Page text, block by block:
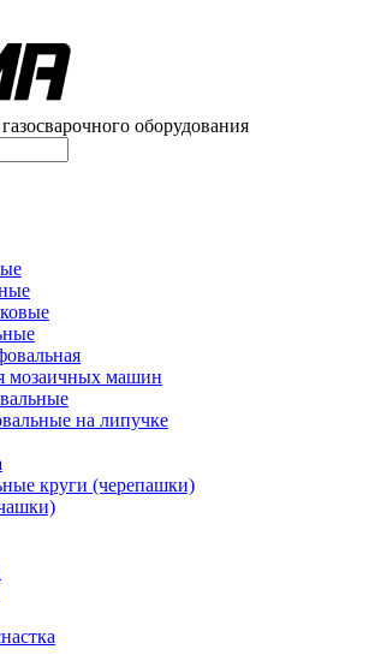
оборудования
мозаичных машин
на липучке
круги (черепашки)